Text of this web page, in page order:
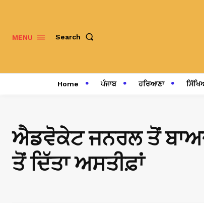
MENU Search
Home ਪੰਜਾਬ ਹਰਿਆਣਾ
ਐਡਵੋਕੇਟ ਜਨਰਲ ਤੋਂ
ਤੋਂ ਦਿੱਤਾ ਅਸਤੀਫ਼ਾਂ